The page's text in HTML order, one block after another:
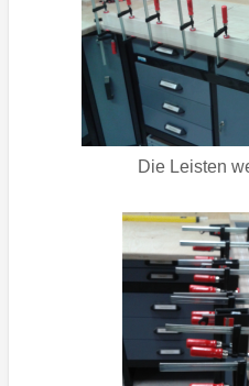
Die Leisten